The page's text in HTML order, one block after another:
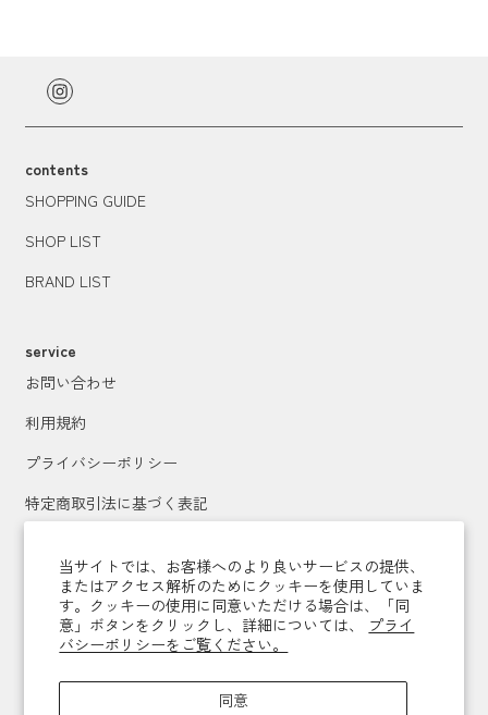
当サイトでは、お客様へのより良いサービスの提供、
またはアクセス解析のためにクッキーを使用していま
す。クッキーの使用に同意いただける場合は、「同
意」ボタンをクリックし、詳細については、 プライ
バシーポリシーをご覧ください。
同意
contents
SHOPPING GUIDE
SHOP LIST
BRAND LIST
service
お問い合わせ
利用規約
プライバシーポリシー
特定商取引法に基づく表記
メールマガジン登録